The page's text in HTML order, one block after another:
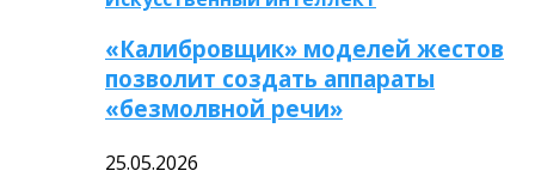
«Калибровщик» моделей жестов
позволит создать аппараты
«безмолвной речи»
25.05.2026